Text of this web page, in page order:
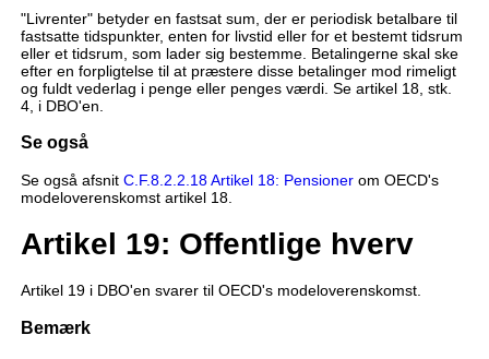
"Livrenter" betyder en fastsat sum, der er periodisk betalbare til
fastsatte tidspunkter, enten for livstid eller for et bestemt tidsrum
eller et tidsrum, som lader sig bestemme. Betalingerne skal ske
efter en forpligtelse til at præstere disse betalinger mod rimeligt
og fuldt vederlag i penge eller penges værdi. Se artikel 18, stk.
4, i DBO'en.
Se også
Se også afsnit C.F.8.2.2.18 Artikel 18: Pensionerom OECD's
modeloverenskomst artikel 18.
Artikel 19: Offentlige hverv
Artikel 19 i DBO'en svarer til OECD's modeloverenskomst.
Bemærk